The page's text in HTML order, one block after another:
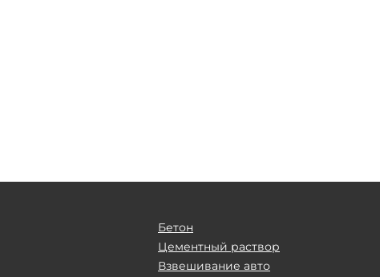
Бетон
Цементный раствор
Взвешивание авто